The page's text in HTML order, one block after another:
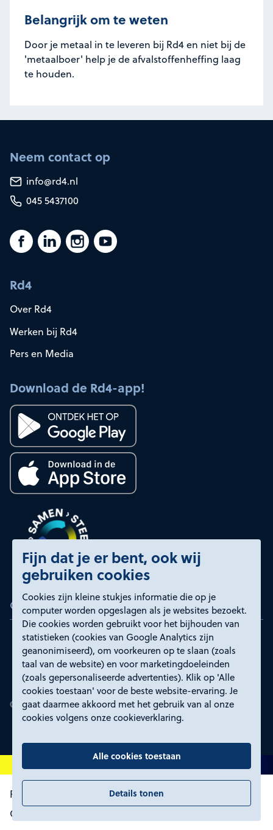
Fijn dat je er bent, ook wij
gebruiken cookies
Cookies zijn kleine stukjes informatie die op je
computer worden opgeslagen als je websites bezoekt.
Die cookies worden gebruikt voor het bijhouden van
statistieken (cookies van Google Analytics zijn
geanonimiseerd), om voorkeuren op te slaan (zoals
taal van de website) en voor marketingdoeleinden
(zoals gepersonaliseerde advertenties). Klik op 'Alle
cookies toestaan' voor de beste website-ervaring. Je
gaat daarmee akkoord met het gebruik van al onze
cookies volgens onze cookieverklaring.
Alle cookies toestaan
Details tonen
Belangrijk om te weten
Door je metaal in te leveren bij Rd4 en niet bij de
'metaalboer' help je de afvalstoffenheffing laag
te houden.
Neem contact op
info@rd4.nl
045 5437100
Rd4
Over Rd4
Werken bij Rd4
Pers en Media
Download de Rd4-app!
Certificeringen
Proclaimer en toegankelijkheid
Privacyverklaring
Certificeringen